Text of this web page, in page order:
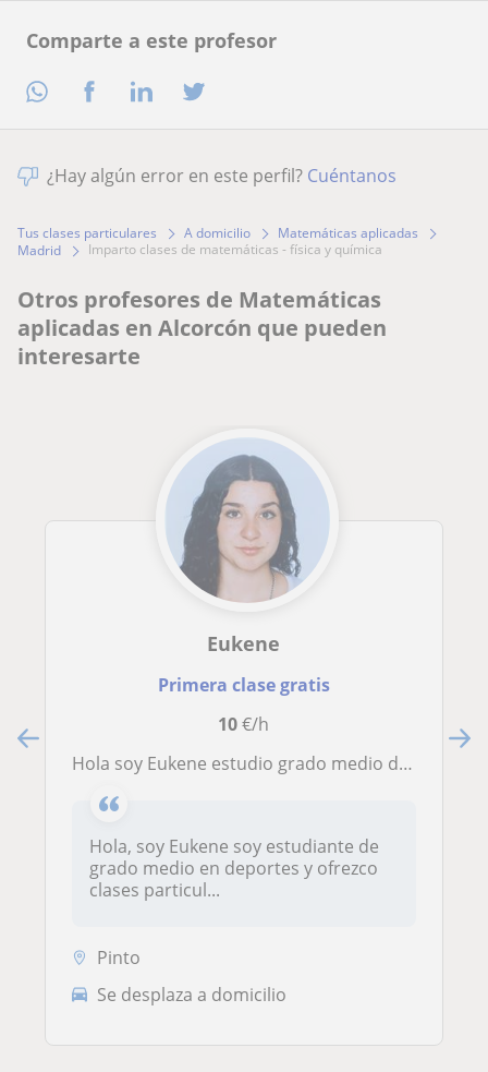
Comparte a este profesor
¿Hay algún error en este perfil? Cuéntanos
Tus clases particulares A domicilio
Matemáticas aplicadas
Madrid
imparto clases de matemáticas - física y química
Otros profesores de Matemáticas
aplicadas en Alcorcón que pueden
interesarte
Eukene
Primera clase gratis
10€/h
Hola soy Eukene estudio grado medio de deportes doy clases hasta 1 de eso
Hola, soy Eukene soy estudiante de
grado medio en deportes y ofrezco
clases particul...
Pinto
Se desplaza a domicilio